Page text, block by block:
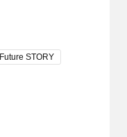
Future STORY